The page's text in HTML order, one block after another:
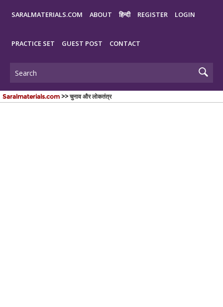
SARALMATERIALS.COM ABOUT हिन्दी REGISTER LOGIN
PRACTICE SET GUEST POST CONTACT
Saralmaterials.com >> चुनाव और लोकतंत्र